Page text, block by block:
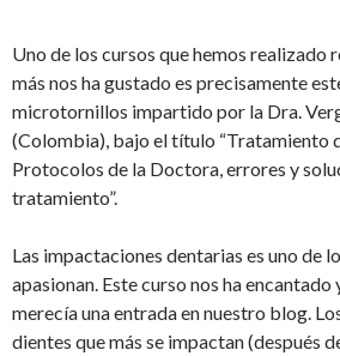
Uno de los cursos que hemos realizado
más nos ha gustado es precisamente
microtornillos impartido por la Dra.
(Colombia), bajo el título “Tratamiento
Protocolos de la Doctora, errores y
tratamiento”.
Las impactaciones dentarias es uno de
apasionan. Este curso nos ha encantado
merecía una entrada en nuestro blog.
dientes que más se impactan (después